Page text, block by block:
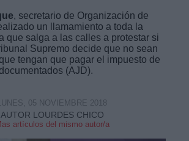
, secretario de Organización de
un llamamiento a toda la
que salga a las calles a protestar si
Supremo decide que no sean
tengan que pagar el impuesto de
(AJD).
AUTOR LOURDES CHICO
artículos del mismo autor/a
05 NOVIEMBRE 2018